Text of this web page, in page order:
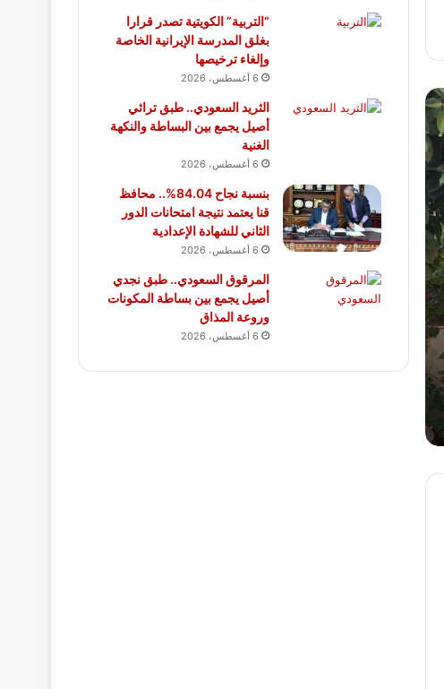
“التربية” الكويتية تصدر قرارا
بغلق المدرسة الإيرانية الخاصة
وإلغاء ترخيصها
6 أغسطس، 2026
الثريد السعودي.. طبق تراثي
أصيل يجمع بين البساطة والنكهة
الغنية
6 أغسطس، 2026
بنسبة نجاح 84.04%.. محافظ
قنا يعتمد نتيجة امتحانات الدور
الثاني للشهادة الإعدادية
6 أغسطس، 2026
المرقوق السعودي.. طبق نجدي
أصيل يجمع بين بساطة المكونات
وروعة المذاق
6 أغسطس، 2026